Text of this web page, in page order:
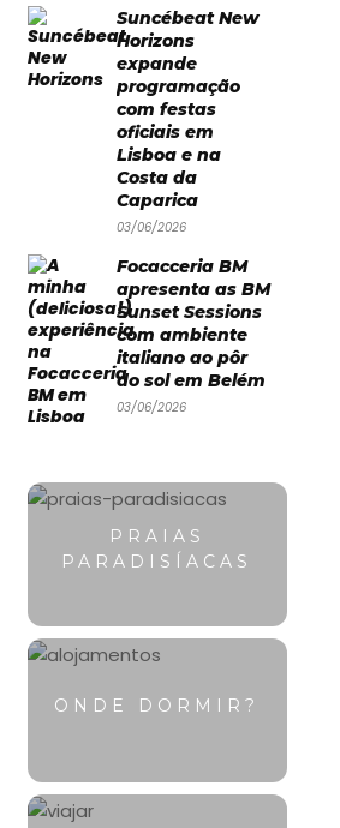
Suncébeat New
Horizons
expande
programação
com festas
oficiais em
Lisboa e na
Costa da
Caparica
03/06/2026
Focacceria BM
apresenta as BM
Sunset Sessions
com ambiente
italiano ao pôr
do sol em Belém
03/06/2026
PRAIAS
PARADISÍACAS
ONDE DORMIR?